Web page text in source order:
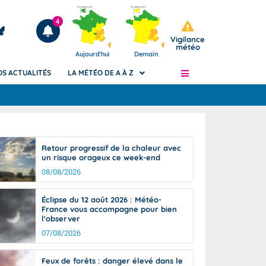
Articles
4
Aujourd'hui Demain
Vigilance
météo
de
Phénomènes dangereux de J+2 à J+7
Avertissement pluies intenses à l'échelle
des communes (Apic)
Bulletins Marine
Bulletins d'estimation du risque
d'avalanche
Météo des forêts
Vigicrues
ACTUALITÉS LA MÉTÉO DE A À Z
Retour progressif de la chaleur avec
un risque orageux ce week-end
08/08/2026
Éclipse du 12 août 2026 : Météo-
France vous accompagne pour bien
l'observer
07/08/2026
Feux de forêts : danger élevé dans le